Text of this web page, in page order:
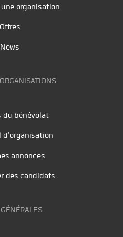
une organisation
Offres
News
du bénévolat
d'organisation
annonces
des candidats